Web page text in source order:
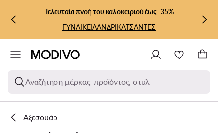
ΜΕΤΆΒΑΣΗ ΣΤΟ ΚΎΡΙΟ ΠΕΡΙΕΧΌΜΕΝΟ
ΜΕΤΆΒΑΣΗ ΣΤΗΝ ΑΝΑΖΉΤΗΣΗ
Τελευταία πνοή του καλοκαιριού έως -35%
ΓΥΝΑΙΚΕΙΑΑΝΔΡΙΚΑΤΣΑΝΤΕΣ
Αναζήτηση μάρκας, προϊόντος, στυλ
Αξεσουάρ